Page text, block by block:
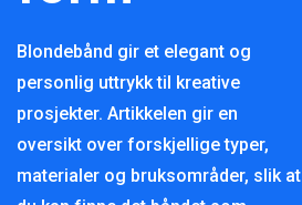
Blondebånd gir et elegant og
personlig uttrykk til kreative
prosjekter. Artikkelen gir en
oversikt over forskjellige typer,
materialer og bruksområder, slik at